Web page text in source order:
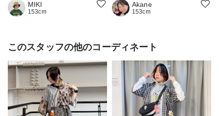
MIKI
153cm
Akane
153cm
このスタッフの他のコーディネート